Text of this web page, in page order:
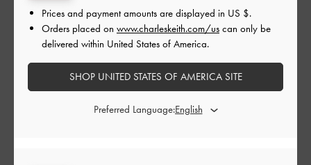
見た目も可愛くて履きやすい
可愛すぎず綺麗めすぎないパンプスを探していたところコレ
履くのにもてこずらないし歩きやすくていい買い物をしまし
Prices and payment amounts are displayed in US $.
Orders placed on www.charleskeith.com/us can only be
delivered within United States of America.
SHOP UNITED STATES OF AMERICA SITE
Preferred Language: